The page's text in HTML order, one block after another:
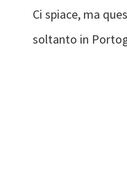
Ci spiace, ma
soltanto in